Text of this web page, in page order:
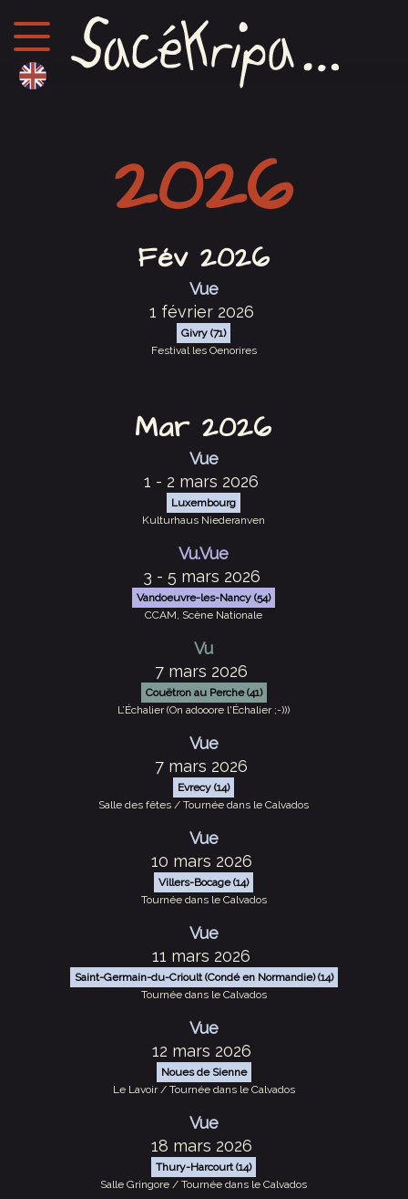
2026
Fév 2026
Vue
1 février 2026
Givry (71)
Festival les Oenorires
Mar 2026
Vue
1 - 2 mars 2026
Luxembourg
Kulturhaus Niederanven
Vu.Vue
3 - 5 mars 2026
Vandoeuvre-les-Nancy (54)
CCAM, Scène Nationale
Vu
7 mars 2026
Couëtron au Perche (41)
L’Échalier (On adooore l'Échalier ;-)))
Vue
7 mars 2026
Evrecy (14)
Salle des fêtes / Tournée dans le Calvados
Vue
10 mars 2026
Villers-Bocage (14)
Tournée dans le Calvados
Vue
11 mars 2026
Saint-Germain-du-Crioult (Condé en Normandie) (14)
Tournée dans le Calvados
Vue
12 mars 2026
Noues de Sienne
Le Lavoir / Tournée dans le Calvados
Vue
18 mars 2026
Thury-Harcourt (14)
Salle Gringore / Tournée dans le Calvados